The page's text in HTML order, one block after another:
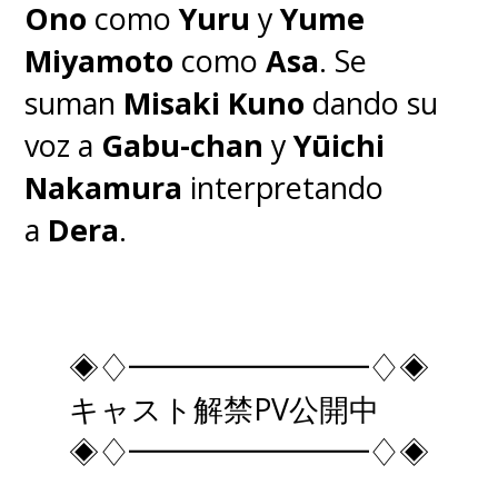
Ono como YuruyYume
Miyamoto como Asa. Se
suman Misaki Kuno dando su
voz a Gabu-chanyYūichi
Nakamura interpretando
a Dera.
◈♢━━━━━━━━♢◈
キャスト解禁PV公開中
◈♢━━━━━━━━♢◈